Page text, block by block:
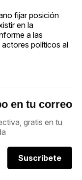
fijar posición
en la
a las
políticos al
en tu correo
gratis en tu
Suscríbete